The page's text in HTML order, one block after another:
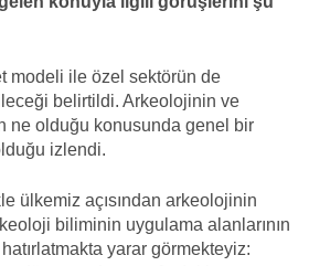
modeli ile özel sektörün de
belirtildi. Arkeolojinin ve
ne olduğu konusunda genel bir
izlendi.
ülkemiz açısından arkeolojinin
biliminin uygulama alanlarının
yarar görmekteyiz: